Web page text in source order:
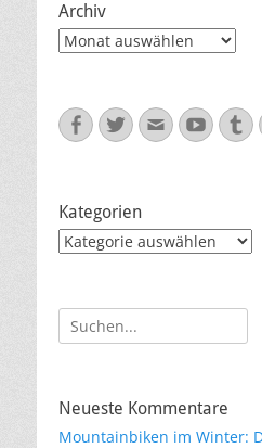
Archiv
Archiv
Facebook
Twitter
E-
Mail
Kategorien
Kategorien
Suche
nach:
Neueste Kommentare
Mountainbiken im Winter: